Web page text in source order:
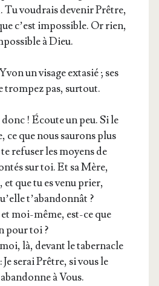
Tu vou­drais deve­nir Prêtre,
c’est impos­sible. Or rien,
à Dieu.
un visage exta­sié ; ses
trom­pez pas, surtout.
! Écoute un peu. Si le
ce que nous sau­rons plus
refu­ser les moyens de
sur toi. Et sa Mère,
et que tu es venu prier,
t’abandonnât ?
moi-même, est-ce que
pour toi ?
là, devant le taber­nacle
serai Prêtre, si vous le
à Vous.